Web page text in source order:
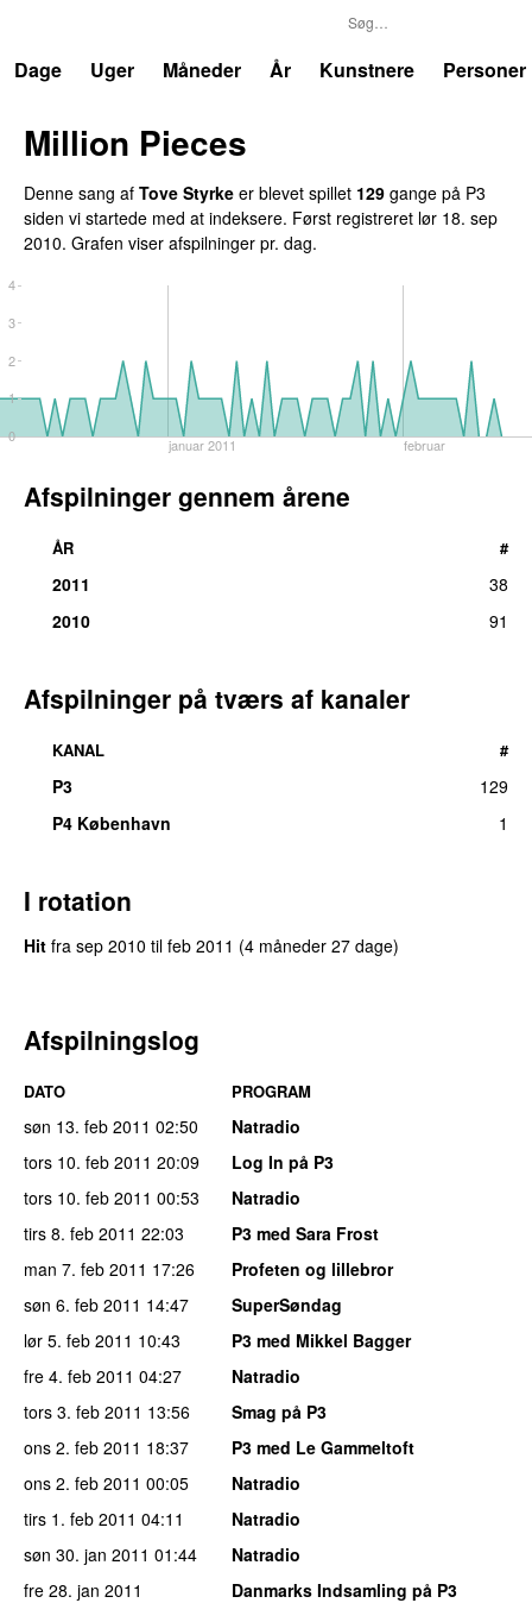
Dage
Uger Måneder År Kunstnere Personer
Million Pieces
Denne sang af Tove Styrke er blevet spillet 129 gange på P3
siden vi startede med at indeksere. Først registreret lør 18. sep
2010. Grafen viser afspilninger pr. dag.
januar 2011 februar
0
1
2
3
4
Afspilninger gennem årene
ÅR #
2011
38
2010
91
Afspilninger på tværs af kanaler
KANAL #
P3
129
P4 København
1
I rotation
Hit fra sep 2010 til feb 2011 (4 måneder 27 dage)
Afspilningslog
DATO PROGRAM
søn 13. feb 2011 02:50
Natradio
tors 10. feb 2011 20:09
Log In på P3
tors 10. feb 2011 00:53
Natradio
tirs 8. feb 2011 22:03
P3 med Sara Frost
man 7. feb 2011 17:26
Profeten og lillebror
søn 6. feb 2011 14:47
SuperSøndag
lør 5. feb 2011 10:43
P3 med Mikkel Bagger
fre 4. feb 2011 04:27
Natradio
tors 3. feb 2011 13:56
Smag på P3
ons 2. feb 2011 18:37
P3 med Le Gammeltoft
ons 2. feb 2011 00:05
Natradio
tirs 1. feb 2011 04:11
Natradio
søn 30. jan 2011 01:44
Natradio
fre 28. jan 2011
Danmarks Indsamling på P3